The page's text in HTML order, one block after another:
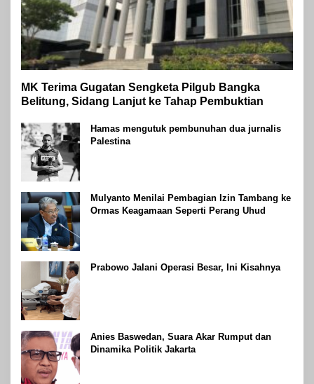
MK Terima Gugatan Sengketa Pilgub Bangka
Belitung, Sidang Lanjut ke Tahap Pembuktian
Hamas mengutuk pembunuhan dua jurnalis
Palestina
Mulyanto Menilai Pembagian Izin Tambang ke
Ormas Keagamaan Seperti Perang Uhud
Prabowo Jalani Operasi Besar, Ini Kisahnya
Anies Baswedan, Suara Akar Rumput dan
Dinamika Politik Jakarta